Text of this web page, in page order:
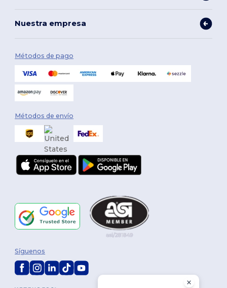
Nuestra empresa
Métodos de pago
Métodos de envío
Síguenos